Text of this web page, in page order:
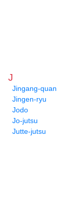
J
Jingang-quan
Jingen-ryu
Jodo
Jo-jutsu
Jutte-jutsu